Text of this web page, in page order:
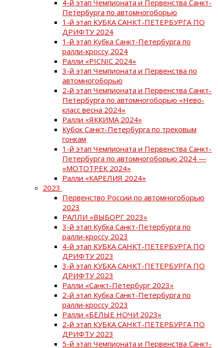
4-й этап Чемпионата и Первенства Санкт-
Петербурга по автомногоборью
1-й этап КУБКА САНКТ-ПЕТЕРБУРГА ПО
ДРИФТУ 2024
1-й этап Кубка Санкт-Петербурга по
ралли-кроссу 2024
Ралли «PICNIC 2024»
3-й этап Чемпионата и Первенства по
автомногоборью
2-й этап Чемпионата и Первенства Санкт-
Петербурга по автомногоборью «Нево-
класс весна 2024»
Ралли «ЯККИМА 2024»
Кубок Санкт-Петербурга по трековым
гонкам
1-й этап Чемпионата и Первенства Санкт-
Петербурга по автомногоборью 2024 —
«МОТОТРЕК 2024»
Ралли «КАРЕЛИЯ 2024»
2023
Первенство России по автомногоборью
2023
РАЛЛИ «ВЫБОРГ 2023»
3-й этап Кубка Санкт-Петербурга по
ралли-кроссу 2023
4-й этап КУБКА САНКТ-ПЕТЕРБУРГА ПО
ДРИФТУ 2023
3-й этап КУБКА САНКТ-ПЕТЕРБУРГА ПО
ДРИФТУ 2023
Ралли «Санкт-Петербург 2023»
2-й этап Кубка Санкт-Петербурга по
ралли-кроссу 2023
Ралли «БЕЛЫЕ НОЧИ 2023»
2-й этап КУБКА САНКТ-ПЕТЕРБУРГА ПО
ДРИФТУ 2023
5-й этап Чемпионата и Первенства Санкт-